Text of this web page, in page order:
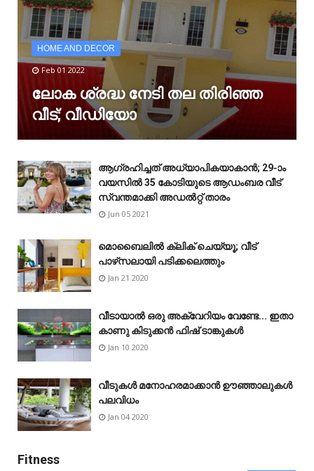
HOME AND DECOR
Feb 01 2022
ലോക ശ്രദ്ധ നേടി തല തിരിഞ്ഞ
വീട്; വീഡിയോ
ആഗ്രഹിച്ചത് അധ്യാപികയാകാൻ; 29-ാം
വയസിൽ 35 കോടിയുടെ ആഡംബര വീട്
സ്വന്തമാക്കി അഡൽറ്റ് താരം
Jun 05 2021
മൊബൈലിൽ ക്ലിക് ചെയ്യൂ; വീട്
പാഴ്‌സലായി പടിക്കലെത്തും
Jan 21 2020
വീടായാൽ ഒരു അക്വേറിയം വേണ്ടേ... ഇതാ
കാണു കിടുക്കൻ ഫിഷ് ടാങ്കുകൾ
Jan 10 2020
വീടുകൾ മനോഹരമാക്കാൻ ഊഞ്ഞാലുകൾ
പലവിധം
Jan 04 2020
Fitness